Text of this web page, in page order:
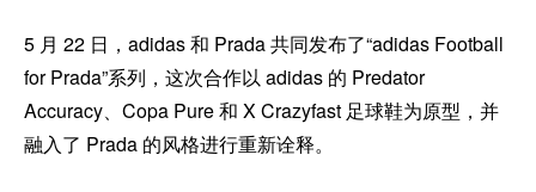
5 月 22 日，adidas 和 Prada 共同发布了“adidas Football
for Prada”系列，这次合作以 adidas 的 Predator
Accuracy、Copa Pure 和 X Crazyfast 足球鞋为原型，并
融入了 Prada 的风格进行重新诠释。